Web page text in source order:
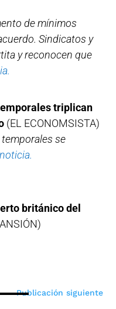
de mínimos
Sindicatos y
y reconocen que
triplican
(EL ECONOMSISTA)
se
británico del
Publicación siguiente